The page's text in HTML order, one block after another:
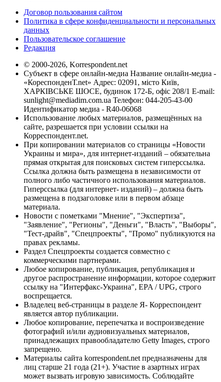
Договор пользования сайтом
Политика в сфере конфиденциальности и персональных
данных
Пользовательское соглашение
Редакция
© 2000-2026, Korrespondent.net
Субъект в сфере онлайн-медиа Название онлайн-медиа -
«КореспонденТ.net» Адрес: 02091, місто Київ,
ХАРКІВСЬКЕ ШОСЕ, будинок 172-Б, офіс 208/1 E-mail:
sunlight@mediadim.com.ua Телефон: 044-205-43-00
Идентификатор медиа - R40-06068
Использование любых материалов, размещённых на
сайте, разрешается при условии ссылки на
Корреспондент.net.
При копировании материалов со страницы «Новости
Украины и мира», для интернет-изданий – обязательна
прямая открытая для поисковых систем гиперссылка.
Ссылка должна быть размещена в независимости от
полного либо частичного использования материалов.
Гиперссылка (для интернет- изданий) – должна быть
размещена в подзаголовке или в первом абзаце
материала.
Новости с пометками "Мнение", "Экспертиза",
"Заявление", "Регионы", "Деньги", "Власть", "Выборы",
"Тест-драйв", "Спецпроекты", "Промо" публикуются на
правах рекламы.
Раздел Спецпроекты создается совместно с
коммерческими партнерами.
Любое копирование, публикация, републикация и
другое распространение информации, которое содержит
ссылку на "Интерфакс-Украина", EPA / UPG, строго
воспрещается.
Владелец веб-страницы в разделе Я- Корреспондент
является автор публикации.
Любое копирование, перепечатка и воспроизведение
фотографий и/или аудиовизуальных материалов,
принадлежащих правообладателю Getty Images, строго
запрещено.
Материалы сайта korrespondent.net предназначены для
лиц старше 21 года (21+). Участие в азартных играх
может вызвать игровую зависимость. Соблюдайте